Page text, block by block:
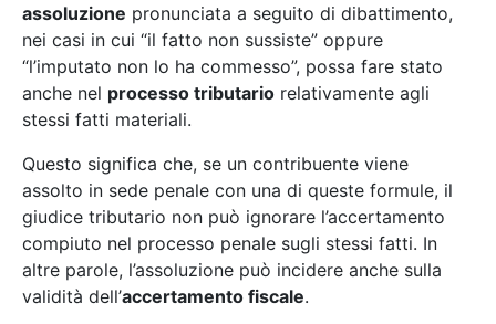
assoluzione pronunciata a seguito di dibattimento,
nei casi in cui “il fatto non sussiste” oppure
“l’imputato non lo ha commesso”, possa fare stato
anche nel processo tributario relativamente agli
stessi fatti materiali.
Questo significa che, se un contribuente viene
assolto in sede penale con una di queste formule, il
giudice tributario non può ignorare l’accertamento
compiuto nel processo penale sugli stessi fatti. In
altre parole, l’assoluzione può incidere anche sulla
validità dell’accertamento fiscale.